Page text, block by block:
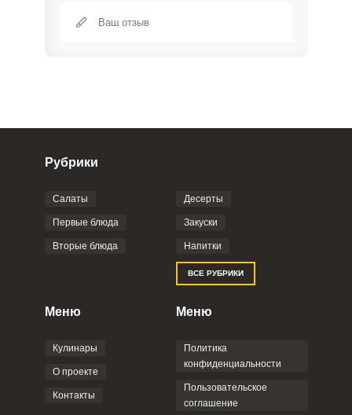
Фото до 4 шт, до 5 mb
Отправляя эту форму, вы соглашаетесь с
Политикой
Пользовательским
соглашением
Рубрики
Салаты
Первые блюда
Вторые блюда
Десерты
Закуски
Напитки
ВСЕ РУБРИКИ
Меню
Кулинары
О проекте
Контакты
Меню
Политика
конфиденциальности
Пользовательское
соглашение